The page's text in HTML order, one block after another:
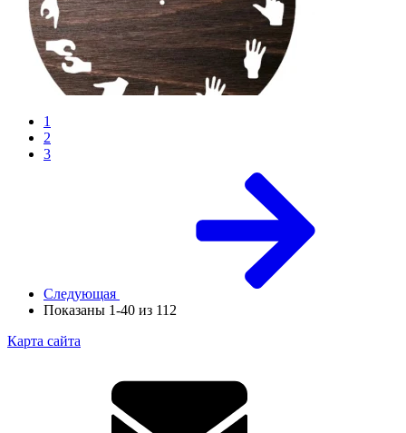
1
2
3
Следующая
Показаны 1-40 из 112
Карта сайта